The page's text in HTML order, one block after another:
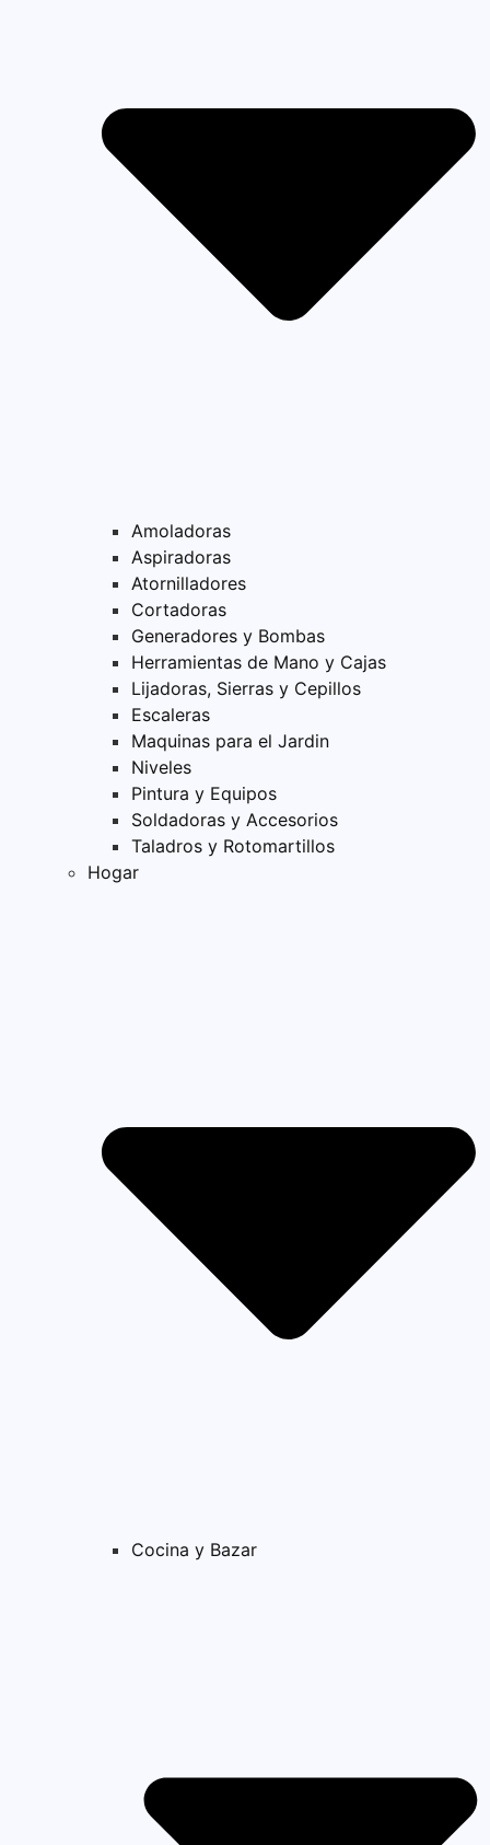
Amoladoras
Aspiradoras
Atornilladores
Cortadoras
Generadores y Bombas
Herramientas de Mano y Cajas
Lijadoras, Sierras y Cepillos
Escaleras
Maquinas para el Jardin
Niveles
Pintura y Equipos
Soldadoras y Accesorios
Taladros y Rotomartillos
Hogar
Cocina y Bazar